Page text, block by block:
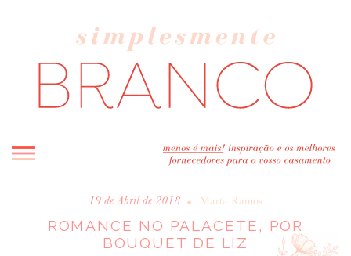
INICIO
BLOG
MELHOR INSPIRAÇÃO
19 de Abril de 2018 • Marta Ramos
ROMANCE NO PALACETE, POR
BOUQUET DE LIZ